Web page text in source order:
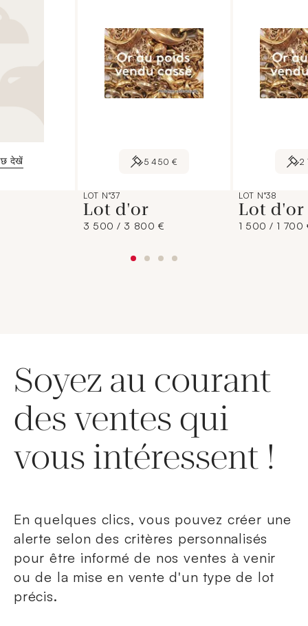
देखें 5 450 €
LOT N°37
Lot d'or
3 500 / 3 800 €
2
LOT N°38
Lot d'or
1 500 / 1 700
Soyez au courant
des ventes qui
vous intéressent !
En quelques clics, vous pouvez créer une
alerte selon des critères personnalisés
pour être informé de nos ventes à venir
ou de la mise en vente d'un type de lot
précis.